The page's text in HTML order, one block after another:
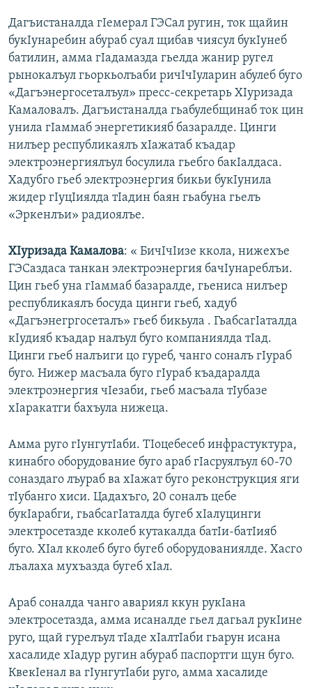
Дагъистаналда гIемерал ГЭСал ругин, ток щайин
букIунаребин абураб суал щибав чиясул букIунеб
батилин, амма гIадамазда гьелда жанир ругел
рынокалъул гьоркьолъаби ричIчIуларин абулеб буго
«Дагъэнергосеталъул» пресс-секретарь ХIуризада
Камаловалъ. Дагъистаналда гьабулебщинаб ток цин
унила гIаммаб энергетикияб базаралде. Цинги
нилъер республикаялъ хIажатаб къадар
электроэнергиялъул босулила гьебго бакIалдаса.
Хадубго гьеб электроэнергия бикьи букIунила
жидер гIуцIиялда тIадин баян гьабуна гьелъ
«Эркенлъи» радиоялъе.
ХIуризада Камалова: « БичIчIизе ккола, нижехъе
ГЭСаздаса танкан электроэнергия бачIунареблъи.
Цин гьеб уна гIаммаб базаралде, гьениса нилъер
республикаялъ босуда цинги гьеб, хадуб
«Дагъэнегргосеталъ» гьеб бикьула . ГьабсагIаталда
кIудияб къадар налъул буго компаниялда тIад.
Цинги гьеб налъиги цо гуреб, чанго соналъ гIураб
буго. Нижер масъала буго гIураб къадаралда
электроэнергия чIезаби, гьеб масъала тIубазе
хIаракатги бахъула нижеца.
Амма руго гIунгутIаби. ТIоцебесеб инфрастуктура,
кинабго оборудование буго араб гIасруялъул 60-70
соназдаго лъураб ва хIажат буго реконструкция яги
тIубанго хиси. Цадахъго, 20 соналъ цебе
букIарабги, гьабсагIаталда бугеб хIалуцинги
электросетазде кколеб кутакалда батIи-батIияб
буго. ХIал кколеб буго бугеб оборудованиялде. Хасго
лъалаха мухъазда бугеб хIал.
Араб соналда чанго авариял ккун рукIана
электросетазда, амма исаналде гьел дагьал рукIине
руго, щай гурелъул тIаде хIалтIаби гьарун исана
хасалиде хIадур ругин абураб паспортги щун буго.
КвекIенал ва гIунгутIаби руго, амма хасалиде